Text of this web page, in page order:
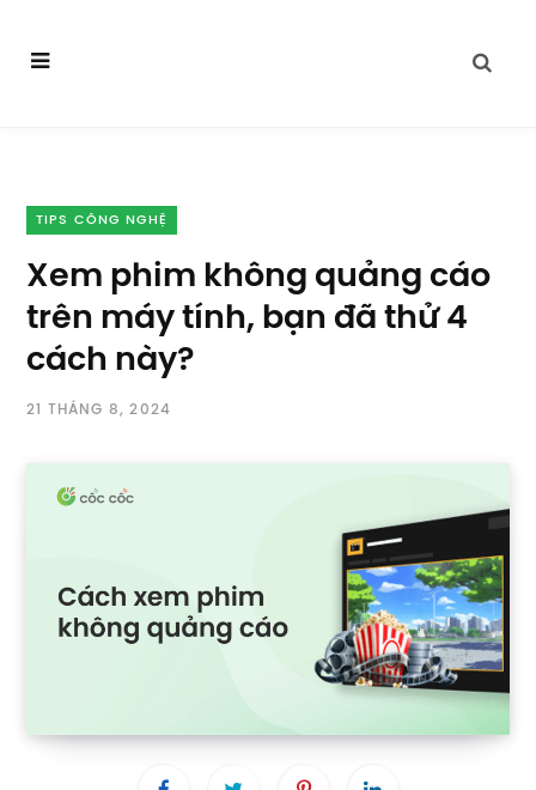
TIPS CÔNG NGHỆ
Xem phim không quảng cáo
trên máy tính, bạn đã thử 4
cách này?
21 THÁNG 8, 2024